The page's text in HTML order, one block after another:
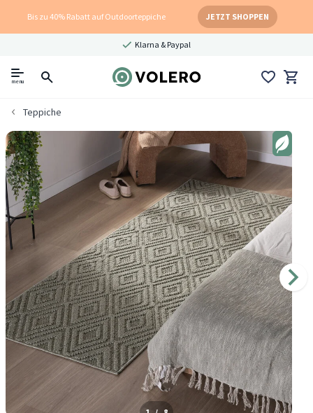
Bis zu 40% Rabatt auf Outdoorteppiche JETZT SHOPPEN
Klarna & Paypal
menu
Teppiche